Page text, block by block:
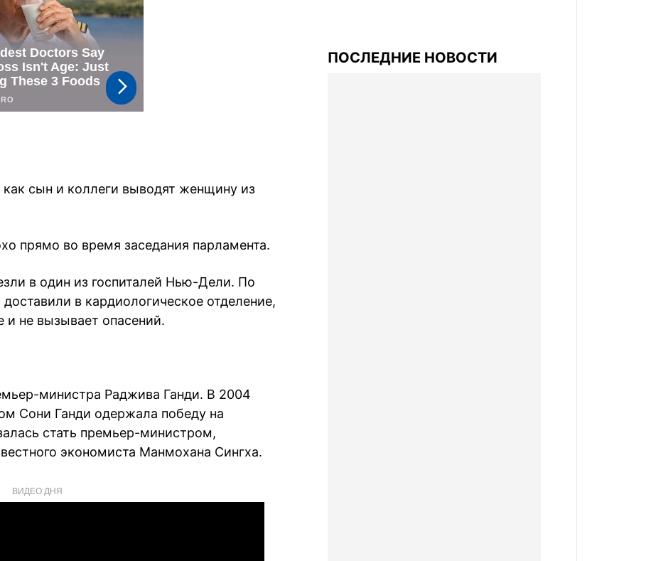
сын и коллеги выводят женщину из
прямо во время заседания парламента.
в один из госпиталей Нью-Дели. По
в кардиологическое отделение,
и не вызывает опасений.
министра Раджива Ганди. В 2004
Сони Ганди одержала победу на
стать премьер-министром,
экономиста Манмохана Сингха.
ВИДЕО ДНЯ
ПОСЛЕДНИЕ НОВОСТИ